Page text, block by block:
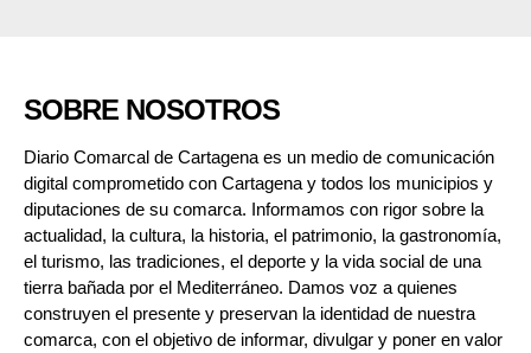
SOBRE NOSOTROS
Diario Comarcal de Cartagena es un medio de comunicación
digital comprometido con Cartagena y todos los municipios y
diputaciones de su comarca. Informamos con rigor sobre la
actualidad, la cultura, la historia, el patrimonio, la gastronomía,
el turismo, las tradiciones, el deporte y la vida social de una
tierra bañada por el Mediterráneo. Damos voz a quienes
construyen el presente y preservan la identidad de nuestra
comarca, con el objetivo de informar, divulgar y poner en valor